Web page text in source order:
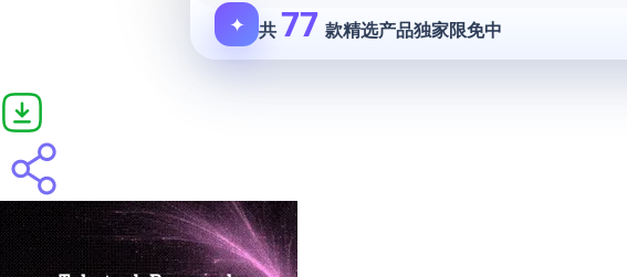
✦ 共77 款精选产品独家限免中